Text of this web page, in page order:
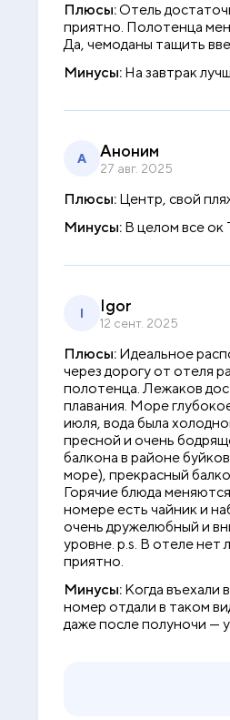
Плюсы:Отель
приятно. Полотенца
Да, чемоданы тащить
Минусы: На завтрак
А Аноним
27 авг. 2025
Плюсы: Центр, свой
Минусы: В целом все ок
I Igor
12 сент. 2025
Плюсы: Идеальное
через дорогу от отеля
полотенца. Лежаков
плавания. Море
июля, вода была
пресной и очень
балкона в районе
море), прекрасный
Горячие блюда
номере есть чайник и
очень дружелюбный и
уровне. p.s. В отеле нет
приятно.
Минусы: Когда въехали
номер отдали в таком
даже после полуночи —